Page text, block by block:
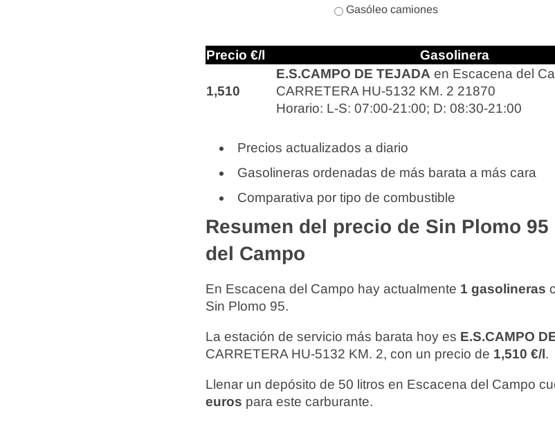
Gasóleo camiones
Precio €/l Gasolinera
1,510
E.S.CAMPO DE TEJADA en Escacena del
CARRETERA HU-5132 KM. 2 21870
Horario: L-S: 07:00-21:00; D: 08:30-21:00
Precios actualizados a diario
Gasolineras ordenadas de más barata a más cara
Comparativa por tipo de combustible
Resumen del precio de Sin Plomo
del Campo
En Escacena del Campo hay actualmente 1 gasolineras
Sin Plomo 95.
La estación de servicio más barata hoy es E.S.CAMPO
CARRETERA HU-5132 KM. 2, con un precio de 1,510 €/l.
Llenar un depósito de 50 litros en Escacena del Campo
euros para este carburante.